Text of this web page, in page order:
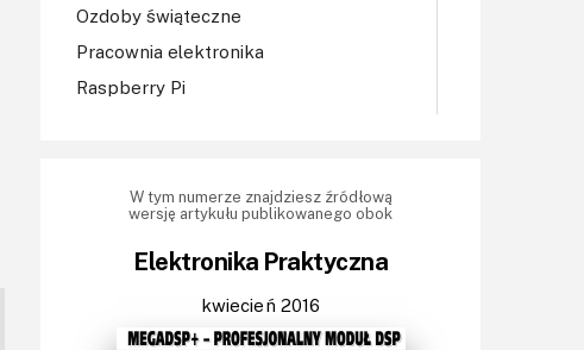
Ozdoby świąteczne
Pracownia elektronika
Raspberry Pi
Sterowniki (kontrolery)
Światło
Technika μP, μC, PLD
Termometry i termostaty
W tym numerze znajdziesz źródłową
wersję artykułu publikowanego obok
Elektronika Praktyczna
kwiecień 2016